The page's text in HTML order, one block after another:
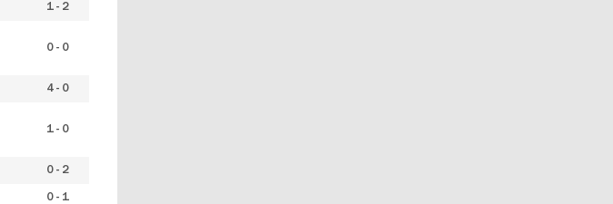
1 - 2
0 - 0
4 - 0
1 - 0
0 - 2
0 - 1